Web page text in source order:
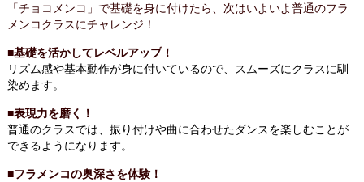
「チョコメンコ」で基礎を身に付けたら、次はいよいよ普通のフラ
メンコクラスにチャレンジ！
■基礎を活かしてレベルアップ！
リズム感や基本動作が身に付いているので、スムーズにクラスに馴
染めます。
■表現力を磨く！
普通のクラスでは、振り付けや曲に合わせたダンスを楽しむことが
できるようになります。
■フラメンコの奥深さを体験！